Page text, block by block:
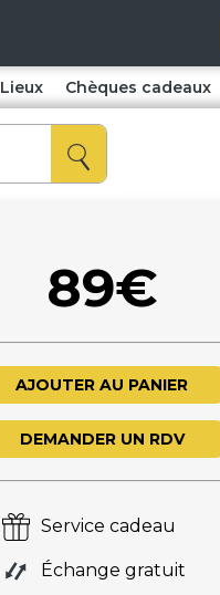
Lieux Chèques cadeaux
89€
AJOUTER AU PANIER
DEMANDER UN RDV
Service cadeau
Échange gratuit